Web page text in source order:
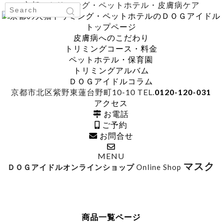
京都のトリミング・ペットホテル・皮膚病ケア
トップページ
皮膚病へのこだわり
トリミングコース・料金
ペットホテル・保育園
トリミングアルバム
ＤＯＧアイドルコラム
京都市北区紫野東蓮台野町10-10 TEL.0120-120-031
アクセス
お電話
ご予約
お問合せ
MENU
ＤＯＧアイドルオンラインショップ Online Shop マスク
商品一覧ページ